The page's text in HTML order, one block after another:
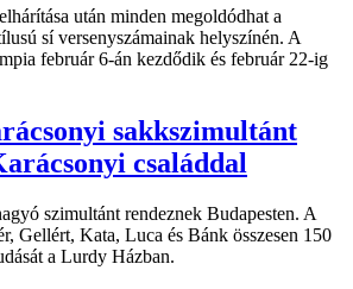
után minden megoldódhat a
sí versenyszámainak helyszínén. A
február 6-án kezdődik és február 22-ig
sakkszimultánt
családdal
szimultánt rendeznek Budapesten. A
Gellért, Kata, Luca és Bánk összesen 150
a Lurdy Házban.